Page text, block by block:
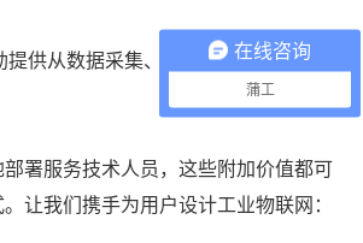
供从数据采集、数据预处理、数据通
署服务技术人员，这些附加价值都可
让我们携手为用户设计工业物联网：
在线咨询
蒲工